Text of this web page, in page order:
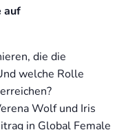
auf
die die
welche Rolle
Wolf und Iris
in Global Female